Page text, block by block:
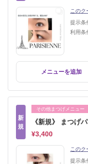
このク
提示条
利用条
メニューを追加
新
規
その他まつげメニュー
《新規》 まつげ
¥3,400
このク
提示条